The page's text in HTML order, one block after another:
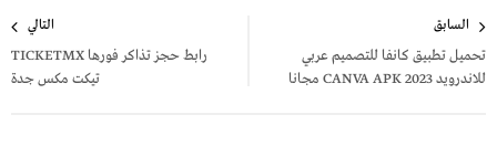
المقالات
السابق
تحميل تطبيق كانفا للتصميم عربي
للاندرويد CANVA APK 2023 مجانا
التالي
رابط حجز تذاكر فورها TICKETMX
تيكت مكس جدة